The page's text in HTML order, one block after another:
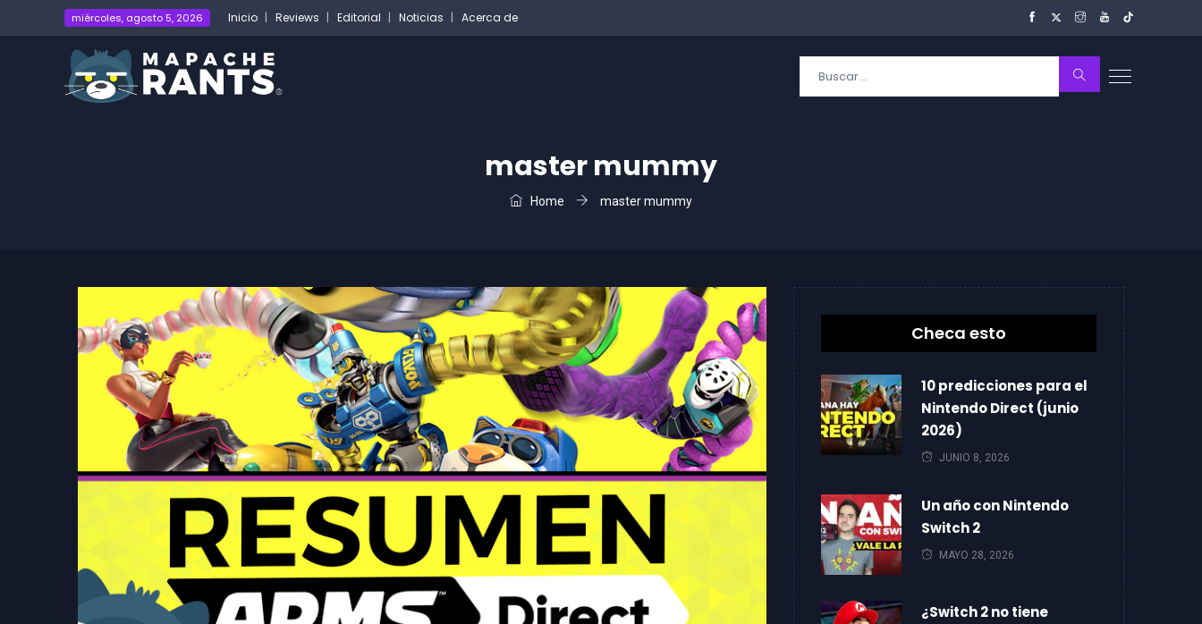
miércoles, agosto 5, 2026 Inicio Reviews Editorial Noticias Acerca de
master mummy
Home master mummy
Checa esto
10 predicciones para el
Nintendo Direct (junio
2026)
JUNIO 8, 2026
Un año con Nintendo
Switch 2
MAYO 28, 2026
¿Switch 2 no tiene